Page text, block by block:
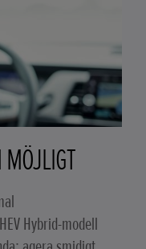
Hybrid-modell